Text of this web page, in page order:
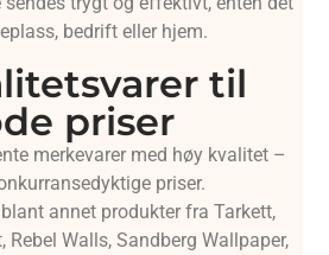
bedrift eller hjem.
til
priser
merkevarer med høy kvalitet –
priser.
annet produkter fra Tarkett,
Rebel Walls, Sandberg Wallpaper,